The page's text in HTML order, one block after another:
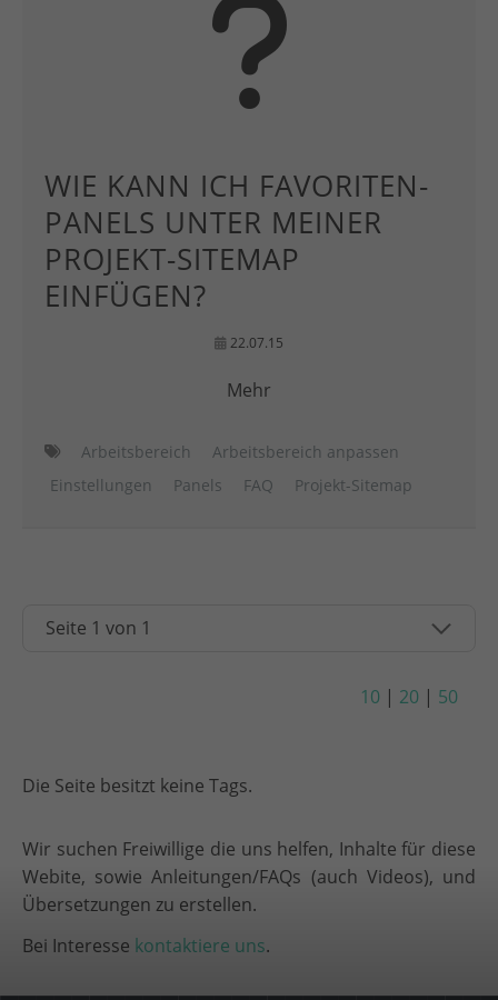
WIE KANN ICH FAVORITEN-
PANELS UNTER MEINER
PROJEKT-SITEMAP
EINFÜGEN?
22.07.15
Mehr
Arbeitsbereich
Arbeitsbereich anpassen
Einstellungen
Panels FAQ Projekt-Sitemap
10 | 20 | 50
Die Seite besitzt keine Tags.
Wir suchen Freiwillige die uns helfen, Inhalte für diese
Webite, sowie Anleitungen/FAQs (auch Videos), und
Übersetzungen zu erstellen.
Bei Interesse kontaktiere uns.